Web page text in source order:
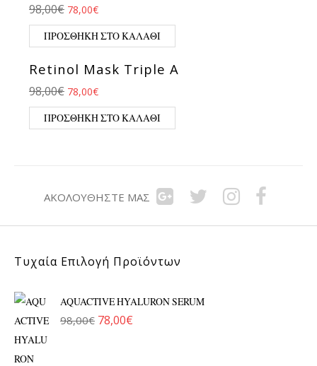
98,00€ Original price was: 98,00€.
78,00€Η τρέχουσα τιμή είναι: 78,00€.
ΠΡΟΣΘΉΚΗ ΣΤΟ ΚΑΛΆΘΙ
Retinol Mask Triple A
98,00€ Original price was: 98,00€.
78,00€Η τρέχουσα τιμή είναι: 78,00€.
ΠΡΟΣΘΉΚΗ ΣΤΟ ΚΑΛΆΘΙ
ΑΚΟΛΟΥΘΉΣΤΕ ΜΑΣ
Τυχαία Επιλογή Προϊόντων
AQUACTIVE HYALURON SERUM
98,00€ Original price was: 98,00€.
78,00€